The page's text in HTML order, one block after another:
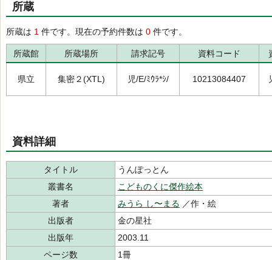
所蔵
所蔵は 1 件です。現在の予約件数は 0 件です。
所蔵館 所蔵場所 請求記号 資料コード
県立 集密２(XTL) 児/E/ﾐｳﾗ*ｼ/ 10213084407
資料詳細
タイトル
うんぽっとん
叢書名
こどものくに傑作絵本
著者
みうら し〜まる ／作・絵
出版者
金の星社
出版年
2003.11
ページ数
1冊